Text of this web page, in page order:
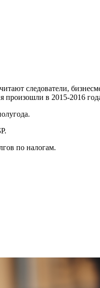
следователи,
произошли в 2015-2016
по налогам.